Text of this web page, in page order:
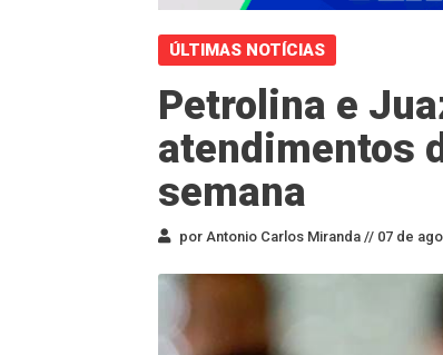
ÚLTIMAS NOTÍCIAS
Petrolina e
atendimentos
semana
por Antonio Carlos Miranda // 07 de